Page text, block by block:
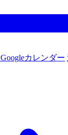
Googleカレンダー